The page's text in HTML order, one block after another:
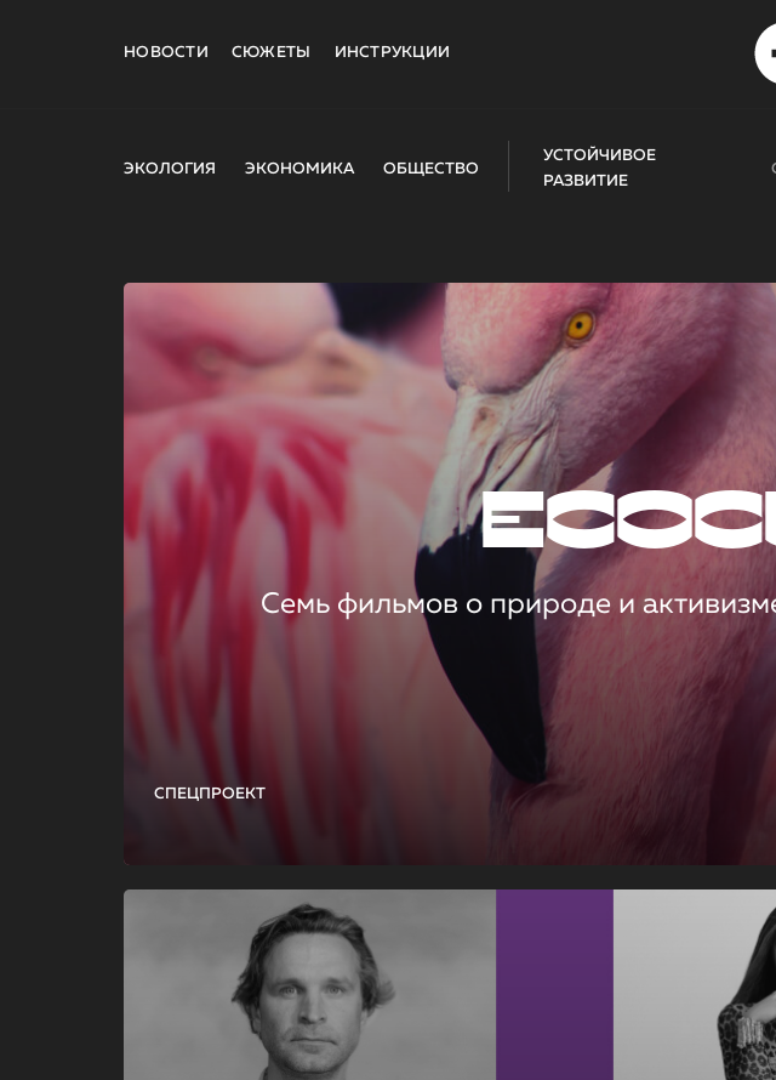
НОВОСТИ СЮЖЕТЫ ИНСТРУКЦИИ
ЭКОЛОГИЯ ЭКОНОМИКА ОБЩЕСТВО
УСТОЙЧИВОЕ
РАЗВИТИЕ
СПЕЦПРОЕКТ
Семь фильмов о природе и